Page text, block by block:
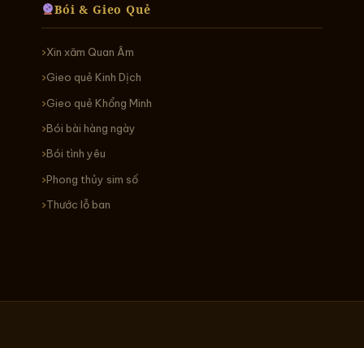
Bói & Gieo Quẻ
Xin xăm Quan Âm
Gieo quẻ Kinh Dịch
Gieo quẻ Khổng Minh
Bói bài hàng ngày
Bói tình yêu
Phong thủy sim số
Thước lỗ ban